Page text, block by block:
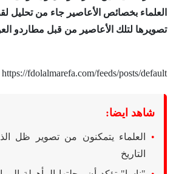
العلماء بخصائص الأعاصير جاء من تحليل
تصويرها لتلك الأعاصير من قبل مطاردو
https://fdolalmarefa.com/feeds/posts/default
شاهد ايضا:
العلماء يتمكنون من تصوير ظل
التاريخ